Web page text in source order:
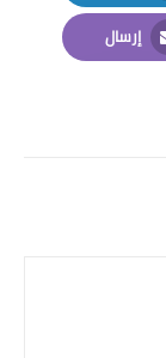
LinkedIn
إرسال
Email